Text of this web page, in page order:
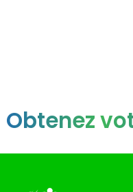
Obtenez